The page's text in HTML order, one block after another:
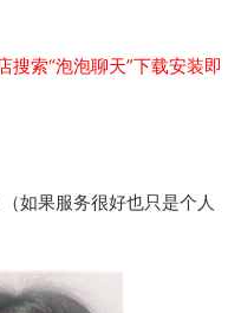
索“泡泡聊天”下载安装即
如果服务很好也只是个人